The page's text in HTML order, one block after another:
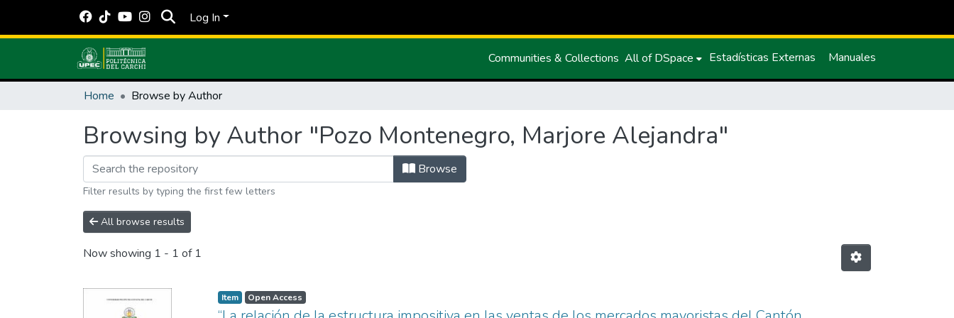
Log In
Communities & Collections All of DSpace Estadísticas Externas Manuales
Home Browse by Author
Browsing by Author "Pozo Montenegro, Marjore Alejandra"
Browse
Filter results by typing the first few letters
All browse results
Now showing 1 - 1 of 1
Item Open Access